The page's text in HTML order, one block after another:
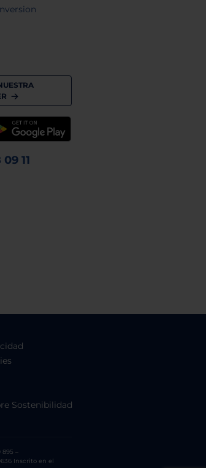
11
Sostenibilidad
895 –
Inscrito en el